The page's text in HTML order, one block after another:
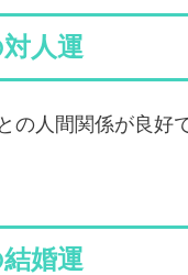
人運
人間関係が良好
婚運